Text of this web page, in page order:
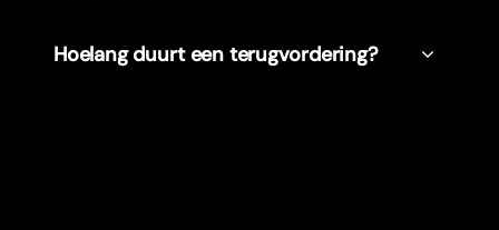
Hoelang duurteen terugvordering?